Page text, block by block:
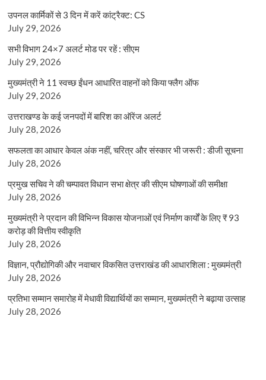
उपनल कार्मिकों से 3 दिन में करें कांट्रैक्ट: CS
July 29, 2026
सभी विभाग 24×7 अलर्ट मोड पर रहें : सीएम
July 29, 2026
मुख्यमंत्री ने 11 स्वच्छ ईंधन आधारित वाहनों को किया फ्लैग ऑफ
July 29, 2026
उत्तराखण्ड के कई जनपदों में बारिश का ऑरेंज अलर्ट
July 28, 2026
सफलता का आधार केवल अंक नहीं, चरित्र और संस्कार भी जरूरी : डीजी सूचना
July 28, 2026
प्रमुख सचिव ने की चम्पावत विधान सभा क्षेत्र की सीएम घोषणाओं की समीक्षा
July 28, 2026
मुख्यमंत्री ने प्रदान की विभिन्न विकास योजनाओं एवं निर्माण कार्यों के लिए ₹ 93
करोड़ की वित्तीय स्वीकृति
July 28, 2026
विज्ञान, प्रौद्योगिकी और नवाचार विकसित उत्तराखंड की आधारशिला : मुख्यमंत्री
July 28, 2026
प्रतिभा सम्मान समारोह में मेधावी विद्यार्थियों का सम्मान, मुख्यमंत्री ने बढ़ाया उत्साह
July 28, 2026